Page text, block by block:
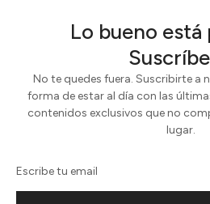
Lo bueno
No te quedes fuera. Suscribirte a
forma de estar al día con las
contenidos exclusivos que no
lugar.